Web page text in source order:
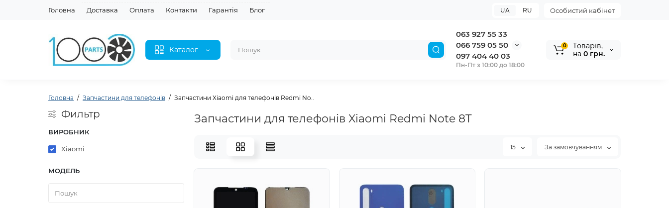
Головна Доставка Оплата Контакти Гарантія Блог Особистий кабінет
UA RU
Каталог
063 927 55 33
066 759 05 50
097 404 40 03
Пн-Пт з 10:00 до 18:00
0
Tоварів,
на 0 грн.
Головна Запчастини для телефонів Запчастини Xiaomi для телефонів Redmi No..
Фильтр
ВИРОБНИК
Xiaomi
МОДЕЛЬ
Запчастини для телефонів Xiaomi Redmi Note 8T
15 За замовчуванням